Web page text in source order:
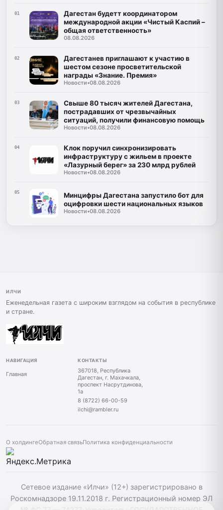
01
Дагестан будетт координатором
международной акции «Чистый Каспий –
общая ответственность»
08.08.2026
02
Дагестанев приглашают к участию в
шестом сезоне просветительской
награды «Знание. Премия»
Новости•08.08.2026
03
Свыше 80 тысяч жителей Дагестана,
пострадавших от чрезвычайных
ситуаций, получили финансовую помощь
Новости•08.08.2026
04
Клок поручил синхронизировать
инфраструктуру с жильем в проекте
«Лазурный берег» за 230 млрд рублей
Новости•08.08.2026
05
Минцифры Дагестана запустило бот для
оцифровки шести национальных языков
Новости•08.08.2026
ИЛЧИ
Еженедельная газета с широким взглядом на события в республике
и стране.
НАВИГАЦИЯ
Главная
КОНТАКТЫ
367018, Республика
Дагестан, г. Махачкала,
проспект Насрутдинова,
1а
8 (8722) 66-00-59
ilchi@rambler.ru
О холдингеОбратная связьПолитика конфиденциальности
Сетевое издание «Илчи» (12+) зарегистрировано в
Роскомнадзоре 19.11.2018 г. Регистрационный номер ЭЛ